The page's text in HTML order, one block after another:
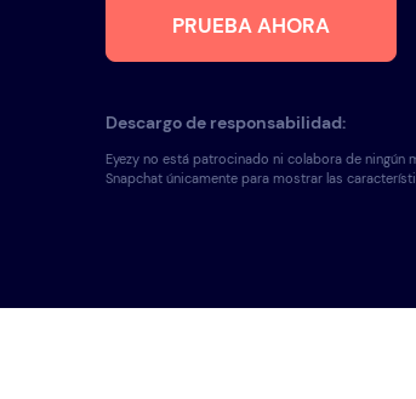
PRUEBA AHORA
Descargo de responsabilidad:
Eyezy no está patrocinado ni colabora de ningún
Snapchat únicamente para mostrar las